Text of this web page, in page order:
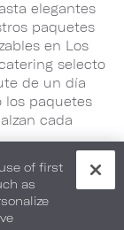
elegantes
paquetes
en Los
selecto
de un día
los paquetes
cada
of first
as